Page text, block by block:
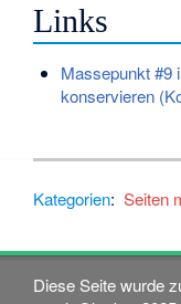
Links
Massepunkt #9
konservieren
Kategorien: Seiten
Diese Seite wurde